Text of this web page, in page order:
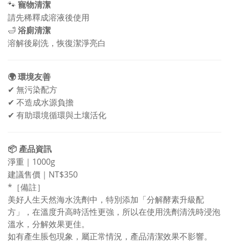
🐾 寵物清潔
請先稀釋成溶液後使用
🛁 浴廁清潔
溶解後刷洗，恢復潔淨亮白
🌍 環境友善
✔ 無污染配方
✔ 不造成水源負擔
✔ 有助環境循環與土壤活化
📦 產品資訊
淨重｜ 1000g
建議售價｜ NT$350
*［備註］
美好人生天然海水洗劑中， 特別添加「分解酵素升級配
方」，在溫度升高時活性更強，所以在使用洗劑清洗時浸泡
溫水，分解效果更佳。
如有產生脹包現象，屬正常情況，產品清潔效果不影響。